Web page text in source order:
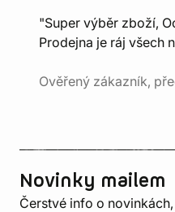
"Super výběr zboží,
Prodejna je ráj všech
Ověřený zákazník,
Novinky mailem
Čerstvé info o